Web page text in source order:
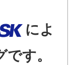
によ
す。